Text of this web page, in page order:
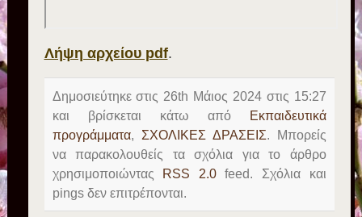
Λήψη αρχείου pdf.
Δημοσιεύτηκε στις 26th Μάιος 2024 στις 15:27
και βρίσκεται κάτω από
Εκπαιδευτικά
προγράμματα, ΣΧΟΛΙΚΕΣ ΔΡΑΣΕΙΣ. Μπορείς
να παρακολουθείς τα σχόλια για το άρθρο
χρησιμοποιώντας
RSS 2.0feed. Σχόλια και
pings δεν επιτρέπονται.